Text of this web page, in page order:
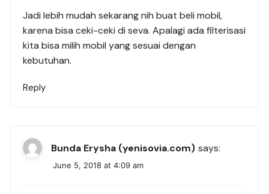
Jadi lebih mudah sekarang nih buat beli mobil,
karena bisa ceki-ceki di seva. Apalagi ada filterisasi
kita bisa milih mobil yang sesuai dengan
kebutuhan.
Reply
Bunda Erysha (yenisovia.com) says:
June 5, 2018 at 4:09 am